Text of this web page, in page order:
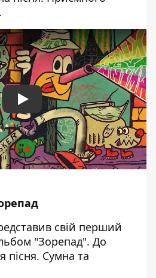
Play
свій перший
"Зорепад". До
пісня. Сумна та